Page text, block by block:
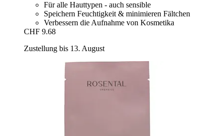
Für alle Hauttypen - auch sensible
Speichern Feuchtigkeit & minimieren Fältchen
Verbessern die Aufnahme von Kosmetika
CHF 9.68
Zustellung bis 13. August